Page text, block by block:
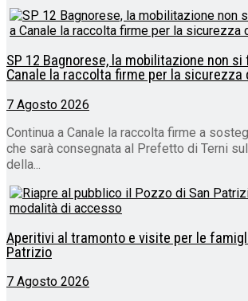
SP 12 Bagnorese, la mobilitazione non
Canale la raccolta firme per la sicurezza
7 Agosto 2026
Continua a Canale la raccolta firme a
che sarà consegnata al Prefetto di Terni
della...
Aperitivi al tramonto e visite per le
Patrizio
7 Agosto 2026